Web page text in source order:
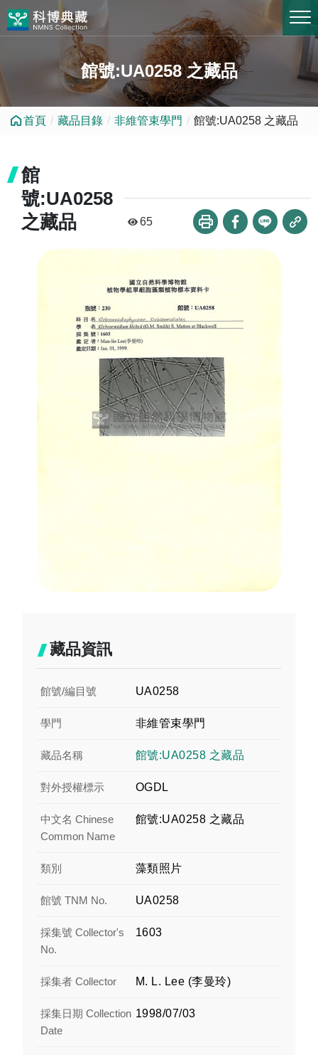
館號:UA0258 之藏品
首頁 藏品目錄 非維管束學門 館號:UA0258 之藏品
館
號:UA0258
之藏品
65
藏品資訊
館號/編目號 UA0258
學門 非維管束學門
藏品名稱 館號:UA0258 之藏品
對外授權標示 OGDL
中文名 Chinese
Common Name
館號:UA0258 之藏品
類別 藻類照片
館號 TNM No. UA0258
採集號 Collector's
No.
1603
採集者 Collector M. L. Lee (李曼玲)
採集日期 Collection
Date
1998/07/03